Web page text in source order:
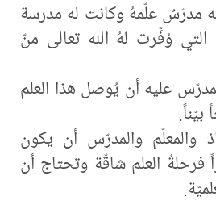
مدرّسٌ علّمهُ وكانت له مدرسة
التي وُفِّرت لهُ الله تعالى منّ
عليه أن يُوصل هذا العلم
والمعلّم والمدرّس أن يكون
فرحلةُ العلم شاقّة وتحتاج أن